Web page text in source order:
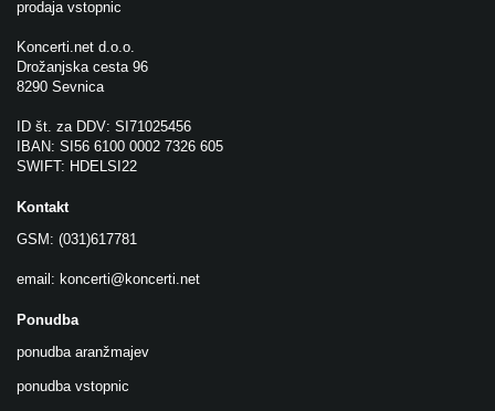
prodaja vstopnic
Koncerti.net d.o.o.
Drožanjska cesta 96
8290 Sevnica
ID št. za DDV: SI71025456
IBAN: SI56 6100 0002 7326 605
SWIFT: HDELSI22
Kontakt
GSM: (031)617781
email: koncerti@koncerti.net
Ponudba
ponudba aranžmajev
ponudba vstopnic